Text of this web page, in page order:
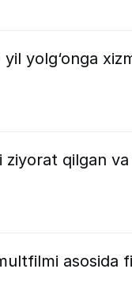
yil yolg‘onga
qilgan
asosida